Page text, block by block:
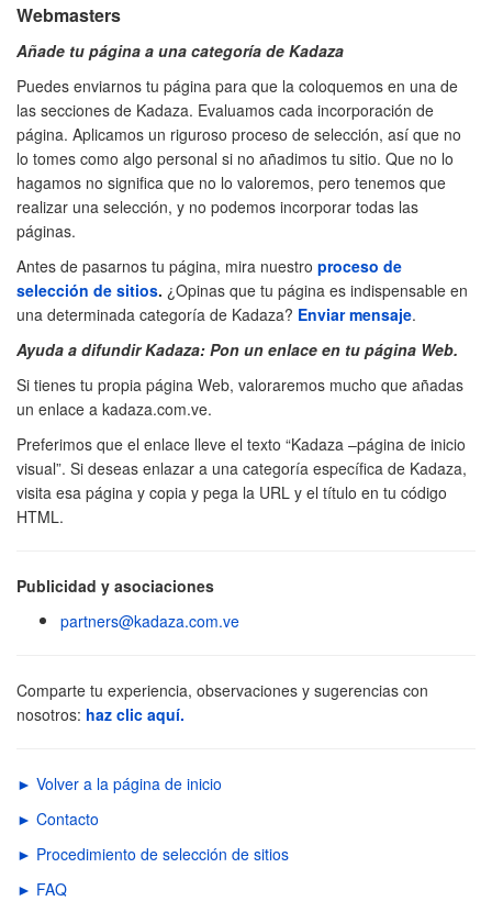
Webmasters
Añade tu página a una categoría de Kadaza
Puedes enviarnos tu página para que la coloquemos en una de
las secciones de Kadaza. Evaluamos cada incorporación de
página. Aplicamos un riguroso proceso de selección, así que no
lo tomes como algo personal si no añadimos tu sitio. Que no lo
hagamos no significa que no lo valoremos, pero tenemos que
realizar una selección, y no podemos incorporar todas las
páginas.
Antes de pasarnos tu página, mira nuestro proceso de
selección de sitios. ¿Opinas que tu página es indispensable en
una determinada categoría de Kadaza? Enviar mensaje.
Ayuda a difundir Kadaza: Pon un enlace en tu página Web.
Si tienes tu propia página Web, valoraremos mucho que añadas
un enlace a kadaza.com.ve.
Preferimos que el enlace lleve el texto “Kadaza –página de inicio
visual”. Si deseas enlazar a una categoría específica de Kadaza,
visita esa página y copia y pega la URL y el título en tu código
HTML.
Publicidad y asociaciones
partners@kadaza.com.ve
Comparte tu experiencia, observaciones y sugerencias con
nosotros: haz clic aquí.
► Volver a la página de inicio
► Contacto
► Procedimiento de selección de sitios
► FAQ